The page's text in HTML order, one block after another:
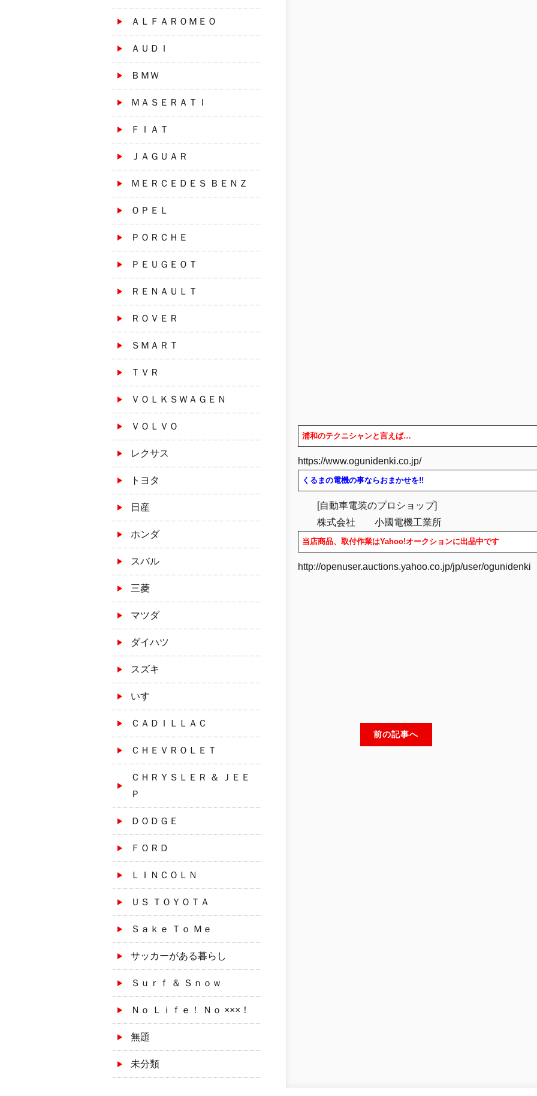
ＡＬＦＡＲＯＭＥＯ
ＡＵＤＩ
ＢＭＷ
ＭＡＳＥＲＡＴＩ
ＦＩＡＴ
ＪＡＧＵＡＲ
ＭＥＲＣＥＤＥＳ ＢＥＮＺ
ＯＰＥＬ
ＰＯＲＣＨＥ
ＰＥＵＧＥＯＴ
ＲＥＮＡＵＬＴ
ＲＯＶＥＲ
ＳＭＡＲＴ
ＴＶＲ
ＶＯＬＫＳＷＡＧＥＮ
ＶＯＬＶＯ
レクサス
トヨタ
日産
ホンダ
スバル
三菱
マツダ
ダイハツ
スズキ
いすゞ
ＣＡＤＩＬＬＡＣ
ＣＨＥＶＲＯＬＥＴ
ＣＨＲＹＳＬＥＲ ＆ ＪＥＥ
Ｐ
ＤＯＤＧＥ
ＦＯＲＤ
ＬＩＮＣＯＬＮ
ＵＳ ＴＯＹＯＴＡ
Ｓａｋｅ Ｔｏ Ｍｅ
サッカーがある暮らし
Ｓｕｒｆ ＆ Ｓｎｏｗ
Ｎｏ Ｌｉｆｅ！ Ｎｏ ×××！
無題
未分類
浦和のテクニシャンと言えば…
https://www.ogunidenki.co.jp/
くるまの電機の事ならおまかせを!!
[自動車電装のプロショップ]
株式会社 小國電機工業所
当店商品、取付作業はYahoo!オークションに出品中です
http://openuser.auctions.yahoo.co.jp/jp/user/
前の記事へ